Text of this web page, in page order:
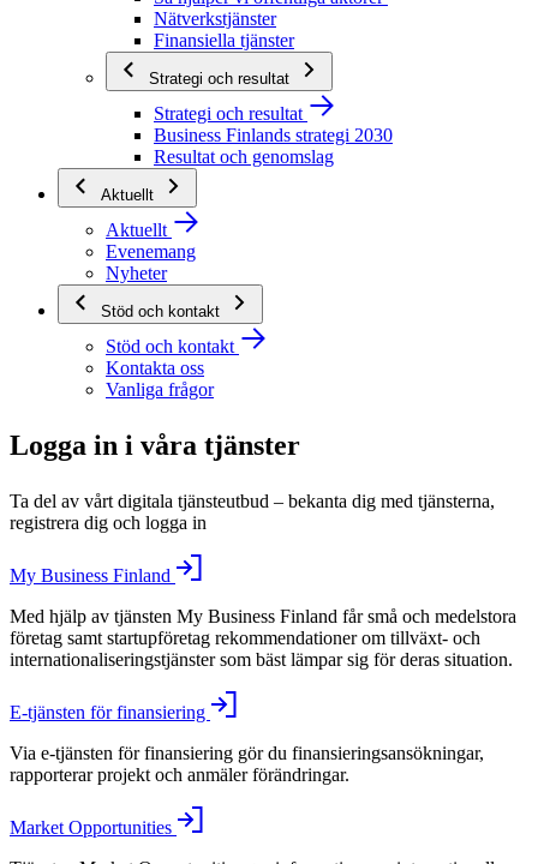
Nätverkstjänster
Finansiella tjänster
Strategi och resultat
Strategi och resultat
Business Finlands strategi 2030
Resultat och genomslag
Aktuellt
Aktuellt
Evenemang
Nyheter
Stöd och kontakt
Stöd och kontakt
Kontakta oss
Vanliga frågor
Logga in i våra tjänster
Ta del av vårt digitala tjänsteutbud – bekanta dig med tjänsterna,
registrera dig och logga in
My Business Finland
Med hjälp av tjänsten My Business Finland får små och medelstora
företag samt startupföretag rekommendationer om tillväxt- och
internationaliseringstjänster som bäst lämpar sig för deras situation.
E-tjänsten för finansiering
Via e-tjänsten för finansiering gör du finansieringsansökningar,
rapporterar projekt och anmäler förändringar.
Market Opportunities